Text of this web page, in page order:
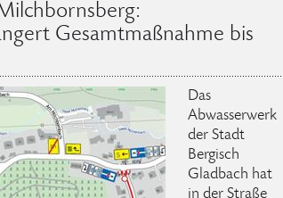
Gesamtmaßnahme bis
Das
Abwasserwerk
der Stadt
Bergisch
Gladbach hat
in der Straße